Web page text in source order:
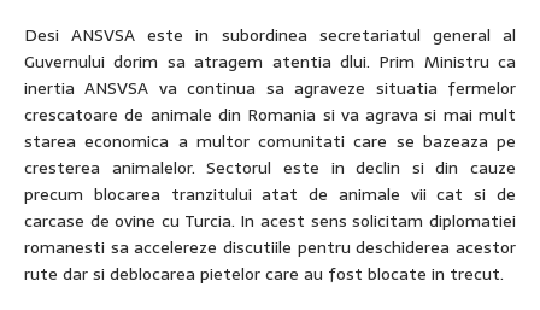
Desi ANSVSA este in subordinea secretariatul general al
Guvernului dorim sa atragem atentia dlui. Prim Ministru ca
inertia ANSVSA va continua sa agraveze situatia fermelor
crescatoare de animale din Romania si va agrava si mai mult
starea economica a multor comunitati care se bazeaza pe
cresterea animalelor. Sectorul este in declin si din cauze
precum blocarea tranzitului atat de animale vii cat si de
carcase de ovine cu Turcia. In acest sens solicitam diplomatiei
romanesti sa accelereze discutiile pentru deschiderea acestor
rute dar si deblocarea pietelor care au fost blocate in trecut.